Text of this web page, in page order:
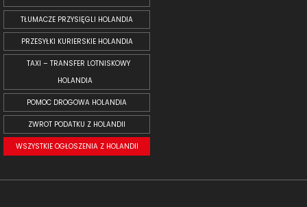
TŁUMACZE PRZYSIĘGLI HOLANDIA
PRZESYŁKI KURIERSKIE HOLANDIA
TAXI – TRANSFER LOTNISKOWY
HOLANDIA
POMOC DROGOWA HOLANDIA
ZWROT PODATKU Z HOLANDII
WSZYSTKIE OGŁOSZENIA Z HOLANDII